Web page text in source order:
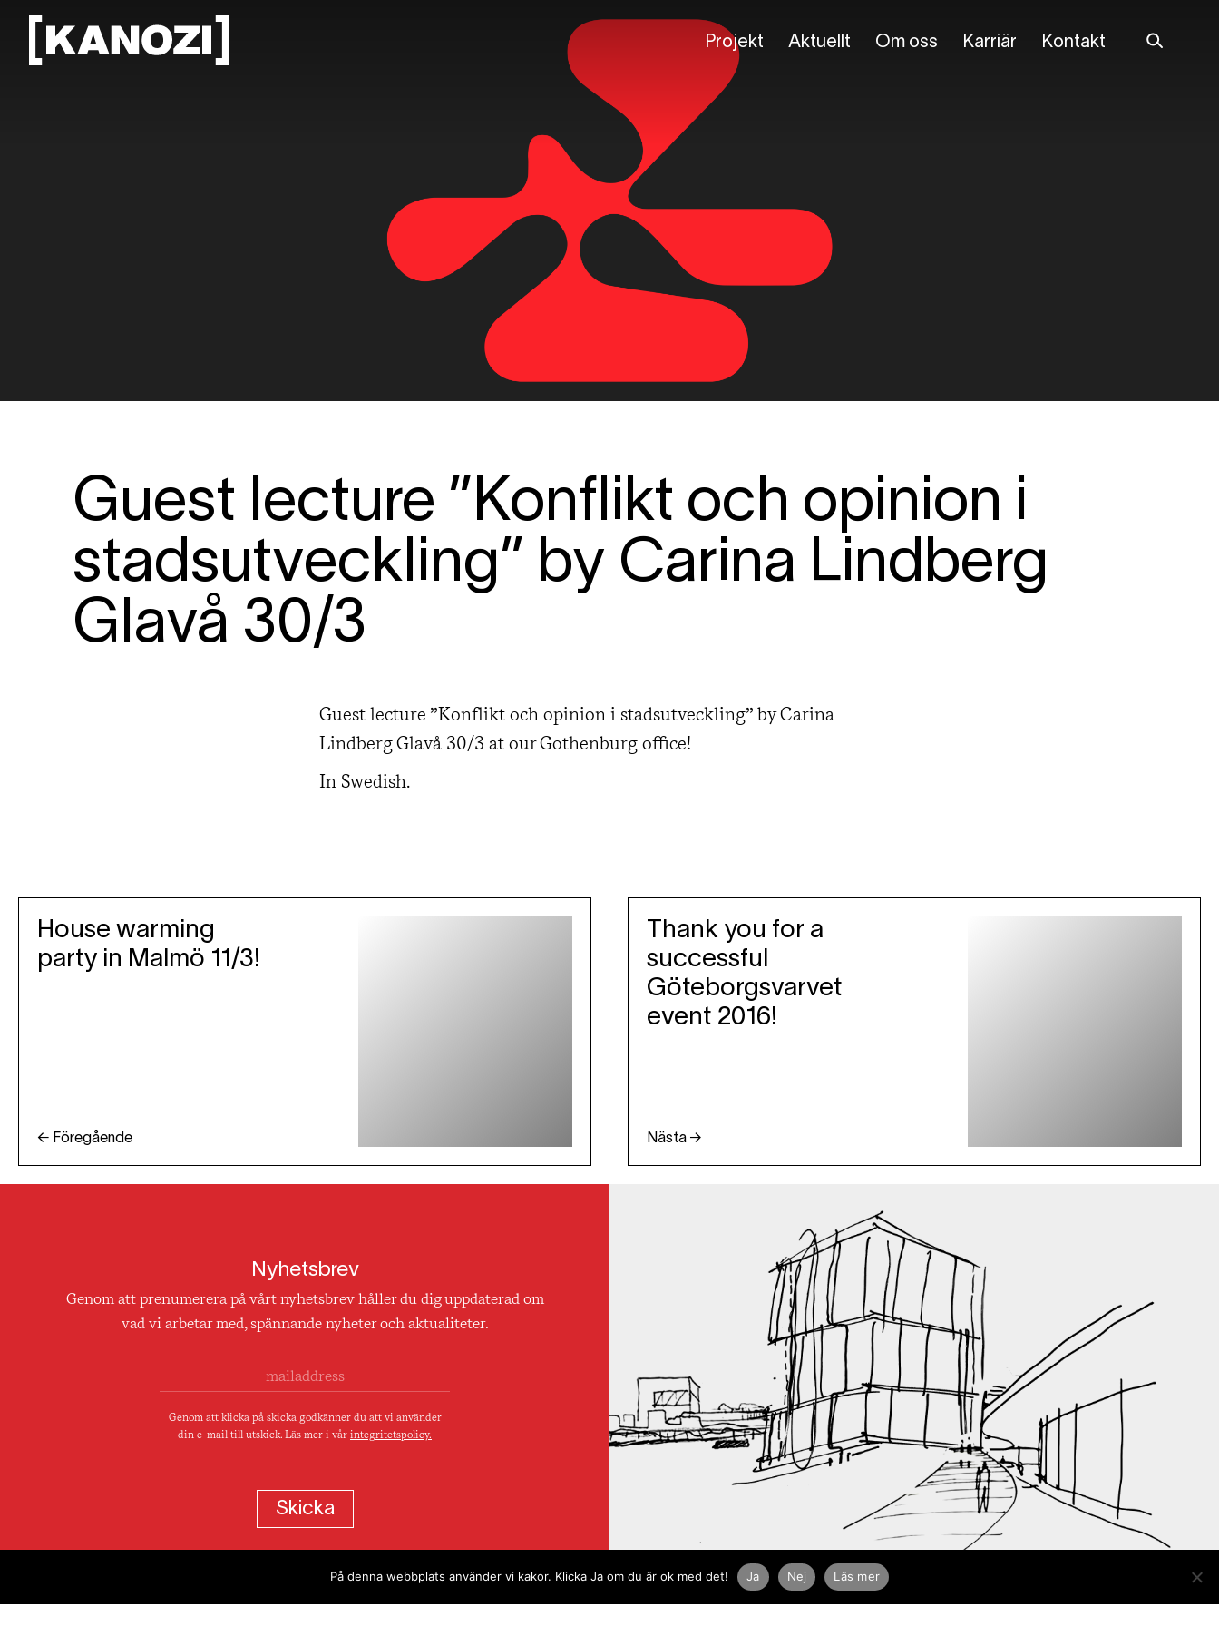
Projekt Aktuellt Om oss Karriär Kontakt
Guest lecture ”Konflikt och opinion i
stadsutveckling” by Carina Lindberg
Glavå 30/3
Guest lecture ”Konflikt och opinion i stadsutveckling” by Carina
Lindberg Glavå 30/3 at our Gothenburg office!
In Swedish.
House warming
party in Malmö 11/3!
← Föregående
Thank you for a
successful
Göteborgsvarvet
event 2016!
Nästa →
Nyhetsbrev
Genom att prenumerera på vårt nyhetsbrev håller du dig uppdaterad om
vad vi arbetar med, spännande nyheter och aktualiteter.
Genom att klicka på skicka godkänner du att vi använder
din e-mail till utskick. Läs mer i vår integritetspolicy.
På denna webbplats använder vi kakor. Klicka Ja om du är ok med det! Ja Nej Läs mer